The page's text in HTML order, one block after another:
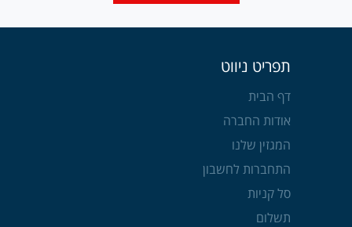
תפריט ניווט
דף הבית
אודות החברה
המגזין שלנו
התחברות לחשבון
סל קניות
תשלום